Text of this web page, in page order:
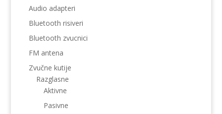
Audio adapteri
Bluetooth risiveri
Bluetooth zvucnici
FM antena
Zvučne kutije
Razglasne
Aktivne
Pasivne